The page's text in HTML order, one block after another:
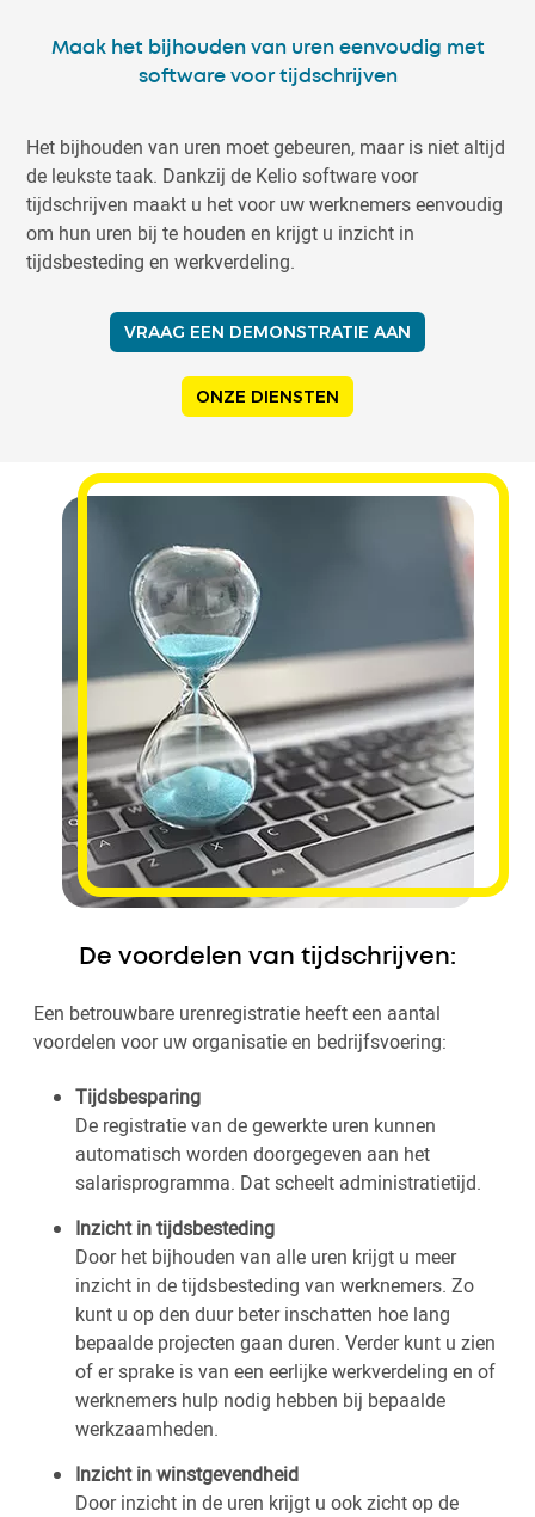
Maak het bijhouden van uren eenvoudig met
software voor tijdschrijven
Het bijhouden van uren moet gebeuren, maar is niet altijd
de leukste taak. Dankzij de Kelio software voor
tijdschrijven maakt u het voor uw werknemers eenvoudig
om hun uren bij te houden en krijgt u inzicht in
tijdsbesteding en werkverdeling.
VRAAG EEN DEMONSTRATIE AAN
ONZE DIENSTEN
De voordelen van tijdschrijven:
Een betrouwbare urenregistratie heeft een aantal
voordelen voor uw organisatie en bedrijfsvoering:
Tijdsbesparing
De registratie van de gewerkte uren kunnen
automatisch worden doorgegeven aan het
salarisprogramma. Dat scheelt administratietijd.
Inzicht in tijdsbesteding
Door het bijhouden van alle uren krijgt u meer
inzicht in de tijdsbesteding van werknemers. Zo
kunt u op den duur beter inschatten hoe lang
bepaalde projecten gaan duren. Verder kunt u zien
of er sprake is van een eerlijke werkverdeling en of
werknemers hulp nodig hebben bij bepaalde
werkzaamheden.
Inzicht in winstgevendheid
Door inzicht in de uren krijgt u ook zicht op de